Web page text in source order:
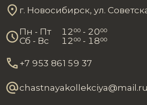
г. Новосибирск, ул.
Пн - Пт 1200 - 2000
Сб - Вс
1200 - 1800
+7 953 861 59 37
chastnayakollekciya@mail.ru